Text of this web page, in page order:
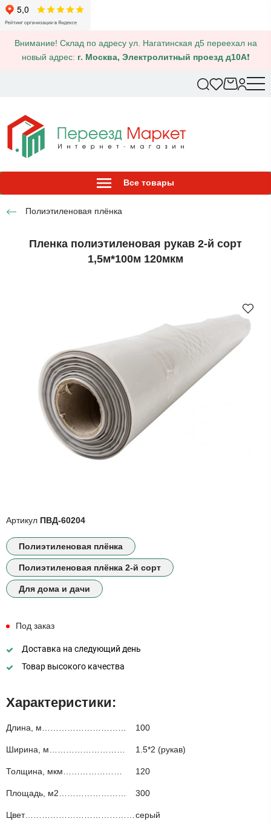
Внимание! Склад по адресу ул. Нагатинская д5 переехал на
новый адрес: г. Москва, Электролитный проезд д10А❗
Все товары
Полиэтиленовая плёнка
Пленка полиэтиленовая рукав 2-й сорт
1,5м*100м 120мкм
Артикул ПВД-60204
Полиэтиленовая плёнка
Полиэтиленовая плёнка 2-й сорт
Для дома и дачи
Под заказ
Доставка на следующий день
Товар высокого качества
Характеристики:
Длина, м………………………… 100
Ширина, м……………………… 1.5*2 (рукав)
Толщина, мкм………………… 120
Площадь, м2…………………… 300
Цвет…………………………………серый